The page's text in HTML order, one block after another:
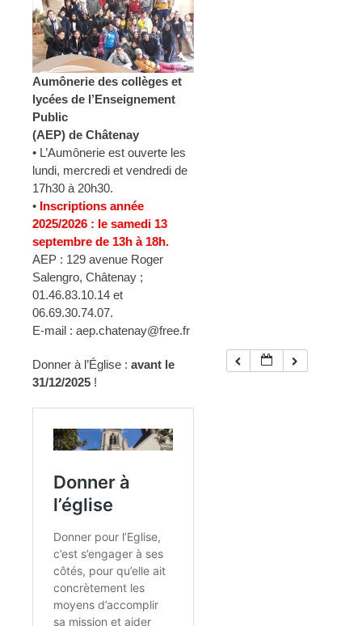
Aumônerie des collèges et
lycées de l’Enseignement
Public
(AEP) de Châtenay
• L’Aumônerie est ouverte les
lundi, mercredi et vendredi de
17h30 à 20h30.
• Inscriptions année
2025/2026 : le samedi 13
septembre de 13h à 18h.
AEP : 129 avenue Roger
Salengro, Châtenay ;
01.46.83.10.14 et
06.69.30.74.07.
E-mail : aep.chatenay@free.fr
Donner à l’Église : avant le
31/12/2025 !